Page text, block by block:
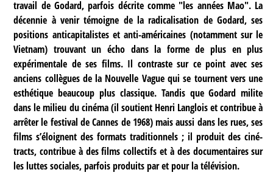
travail de Godard, parfois décrite comme "les années Mao". La
décennie à venir témoigne de la radicalisation de Godard, ses
positions anticapitalistes et anti-américaines (notamment sur le
Vietnam) trouvant un écho dans la forme de plus en plus
expérimentale de ses films. Il contraste sur ce point avec ses
anciens collègues de la Nouvelle Vague qui se tournent vers une
esthétique beaucoup plus classique. Tandis que Godard milite
dans le milieu du cinéma (il soutient Henri Langlois et contribue à
arrêter le festival de Cannes de 1968) mais aussi dans les rues, ses
films s’éloignent des formats traditionnels ; il produit des ciné-
tracts, contribue à des films collectifs et à des documentaires sur
les luttes sociales, parfois produits par et pour la télévision.